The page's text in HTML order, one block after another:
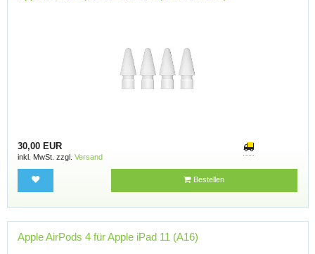
30,00 EUR
inkl. MwSt. zzgl. Versand
Bestellen
Apple AirPods 4 für Apple iPad 11 (A16)